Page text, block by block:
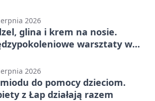
2026
glina i krem na nosie.
warsztaty w
2026
do pomocy dzieciom.
z Łap działają razem